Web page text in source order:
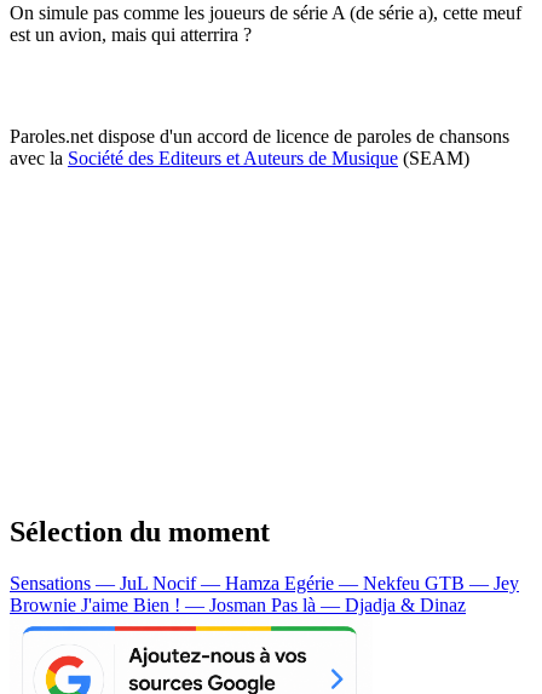
On simule pas comme les joueurs de série A (de série a), cette meuf
est un avion, mais qui atterrira ?
Paroles.net dispose d'un accord de licence de paroles de chansons
avec la Société des Editeurs et Auteurs de Musique (SEAM)
Sélection du moment
Sensations — JuL Nocif — Hamza Egérie — Nekfeu GTB — Jey
Brownie J'aime Bien ! — Josman Pas là — Djadja & Dinaz